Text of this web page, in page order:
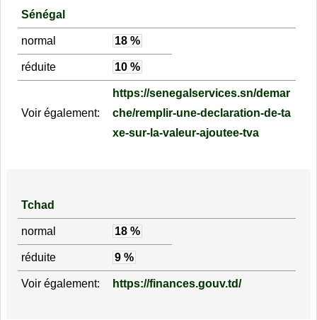
Sénégal
normal 18 %
réduite 10 %
Voir également:
https://senegalservices.sn/demar
che/remplir-une-declaration-de-ta
xe-sur-la-valeur-ajoutee-tva
Tchad
normal 18 %
réduite 9 %
Voir également: https://finances.gouv.td/